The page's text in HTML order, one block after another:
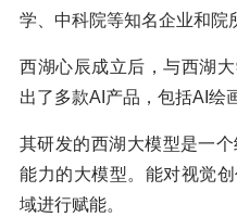
学、中科院等知名企业和院
西湖心辰成立后，与西湖
出了多款AI产品，包括AI绘
其研发的西湖大模型是一
能力的大模型。能对视觉
域进行赋能。